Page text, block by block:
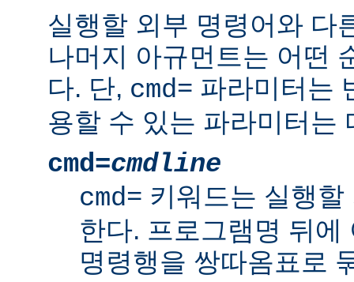
실행할 외부 명령어와 다
나머지 아규먼트는 어떤
다. 단, cmd= 파라미터는
용할 수 있는 파라미터는
cmd=cmdline
cmd= 키워드는 실행
한다. 프로그램명 뒤에
명령행을 쌍따옴표로